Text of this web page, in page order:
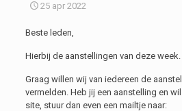
25 apr 2022
Beste leden,
Hierbij de aanstellingen van deze week.
Graag willen wij van iedereen de
vermelden. Heb jij een aanstelling en
site, stuur dan even een mailtje naar: